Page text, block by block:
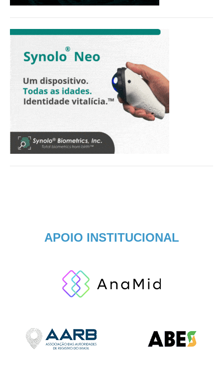
APOIO INSTITUCIONAL